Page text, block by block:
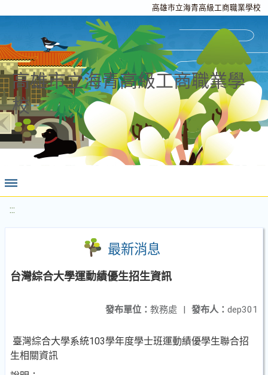
高雄市立海青高級工商職業學校
高雄市立海青高級工商職業學
校
:::
最新消息
台灣綜合大學運動績優生招生資訊
發布人： dep301
發布單位： 教務處 |
臺灣綜合大學系統103學年度學士班運動績優學生聯合招
生相關資訊